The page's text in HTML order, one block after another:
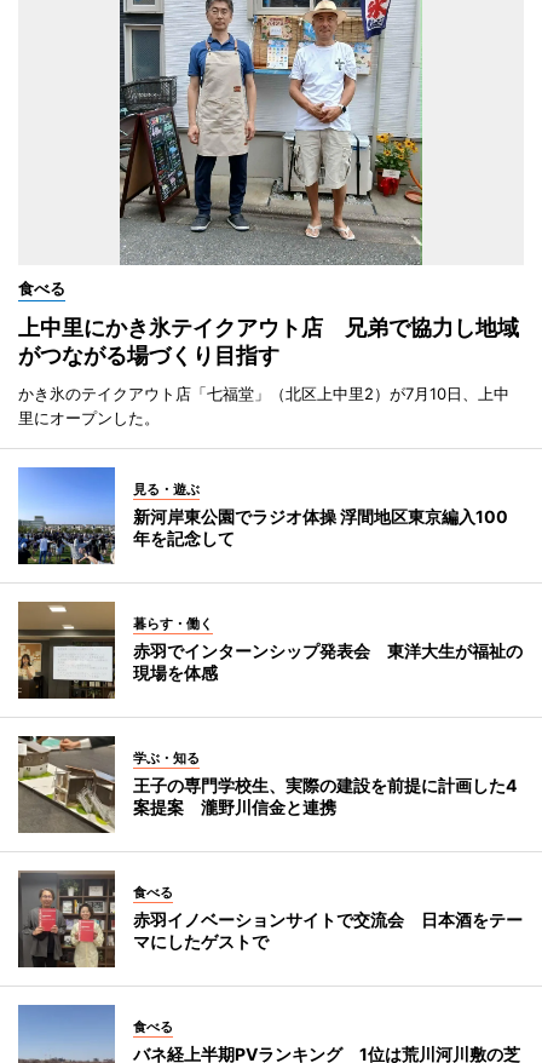
食べる
上中里にかき氷テイクアウト店 兄弟で協力し地域
がつながる場づくり目指す
かき氷のテイクアウト店「七福堂」（北区上中里2）が7月10日、上中
里にオープンした。
見る・遊ぶ
新河岸東公園でラジオ体操 浮間地区東京編入100
年を記念して
暮らす・働く
赤羽でインターンシップ発表会 東洋大生が福祉の
現場を体感
学ぶ・知る
王子の専門学校生、実際の建設を前提に計画した4
案提案 瀧野川信金と連携
食べる
赤羽イノベーションサイトで交流会 日本酒をテー
マにしたゲストで
食べる
バネ経上半期PVランキング 1位は荒川河川敷の芝